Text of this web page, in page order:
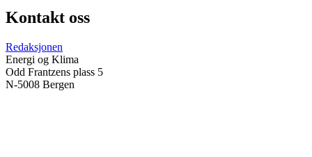
Kontakt oss
Redaksjonen
Energi og Klima
Odd Frantzens plass 5
N-5008 Bergen